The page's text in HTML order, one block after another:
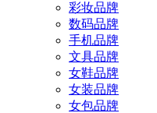
彩妆品牌
数码品牌
手机品牌
文具品牌
女鞋品牌
女装品牌
女包品牌